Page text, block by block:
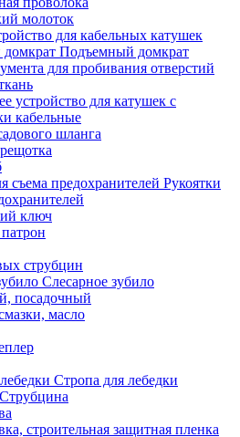
молоток
для кабельных катушек
Подъемный домкрат
для пробивания отверстий
устройство для катушек с
кабельные
шланга
Рукоятки
ключ
струбцин
Слесарное зубило
посадочный
масло
Стропа для лебедки
Струбцина